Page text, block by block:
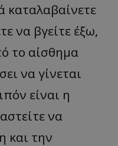
καταλαβαίνετε
να βγείτε έξω,
το αίσθημα
να γίνεται
είναι η
να
και την